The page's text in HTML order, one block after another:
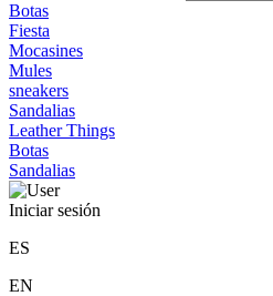
Botas
Fiesta
Mocasines
Mules
sneakers
Sandalias
Leather Things
Botas
Sandalias
Iniciar sesión
ES
EN